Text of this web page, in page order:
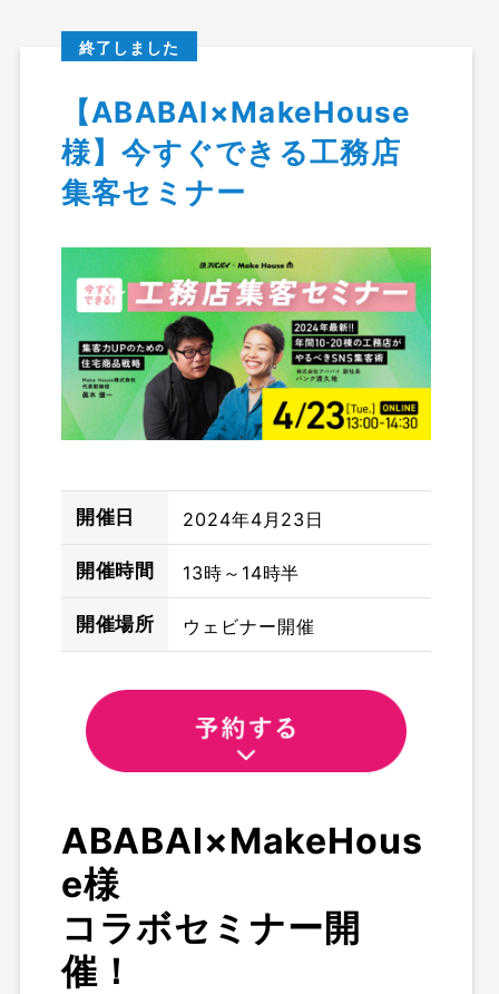
イベント＆セミナー情報
終了しました
【ABABAI×MakeHouse
様】今すぐできる工務店
集客セミナー
開催日 2024年4月23日
開催時間 13時～14時半
開催場所 ウェビナー開催
ABABAI×MakeHous
e様
コラボセミナー開
催！